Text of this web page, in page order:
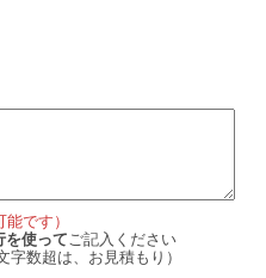
です）
を使って ご記入ください
字数超は、お見積もり）